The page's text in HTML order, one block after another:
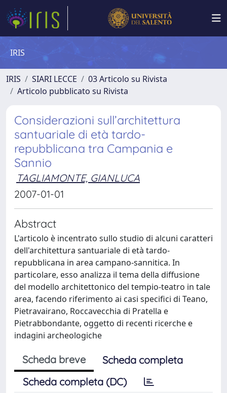
IRIS
IRIS SIARI LECCE
03 Articolo su Rivista
Articolo pubblicato su Rivista
Considerazioni sull’architettura
santuariale di età tardo-
repubblicana tra Campania e
Sannio
TAGLIAMONTE, GIANLUCA
2007-01-01
Abstract
L'articolo è incentrato sullo studio di alcuni caratteri
dell'architettura santuariale di età tardo-
repubblicana in area campano-sannitica. In
particolare, esso analizza il tema della diffusione
del modello architettonico del tempio-teatro in tale
area, facendo riferimento ai casi specifici di Teano,
Pietravairano, Roccavecchia di Pratella e
Pietrabbondante, oggetto di recenti ricerche e
indagini archeologiche
Scheda breve
Scheda completa
Scheda completa (DC)